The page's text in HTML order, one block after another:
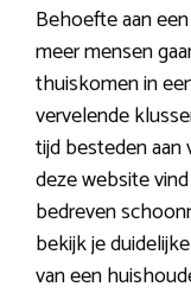
Behoefte aan
meer mensen
thuiskomen in
vervelende
tijd besteden aan
deze website
bedreven
bekijk je
van een